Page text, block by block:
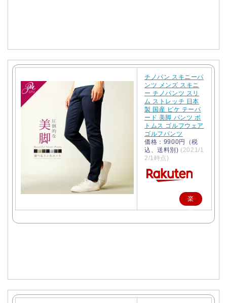
チノパン スキニーパ
ンツ メンズ スキニ
ー チノパンツ スリ
ム ストレッチ 日本
製 国産 ピケ テーパ
ード 美脚 パンツ ボ
トムス ゴルフウェア
ゴルフパンツ
価格：9900円（税
込、送料別) (2021/1
2/1時点)
楽
天